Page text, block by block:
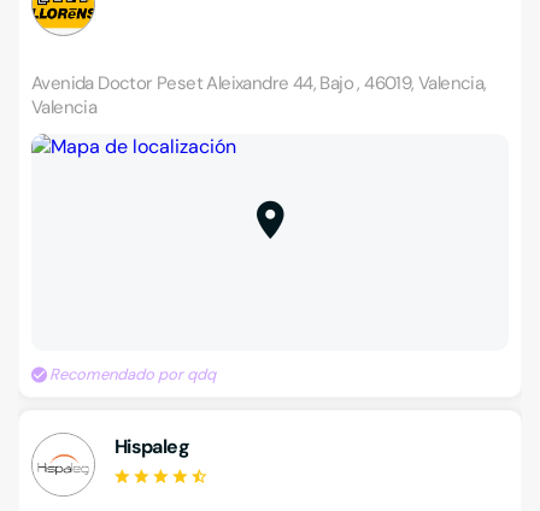
Avenida Doctor Peset Aleixandre 44, Bajo , 46019, Valencia,
Valencia
Recomendado por qdq
Hispaleg